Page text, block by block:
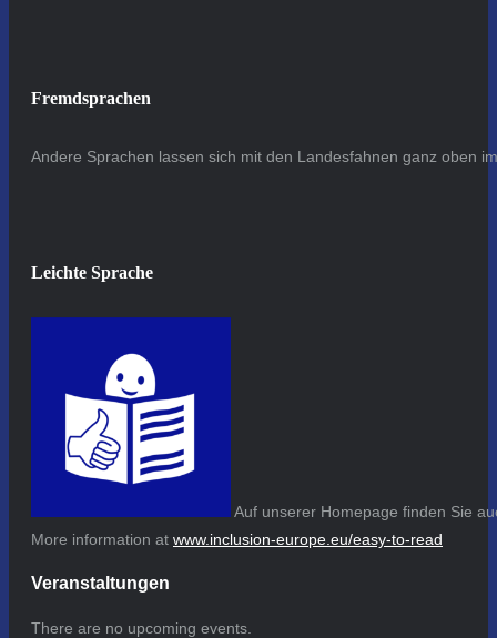
Fremdsprachen
Andere Sprachen lassen sich mit den Landesfahnen ganz oben
Leichte Sprache
Auf unserer Homepage finden Sie
More information at www.inclusion-europe.eu/easy-to-read
Veranstaltungen
There are no upcoming events.